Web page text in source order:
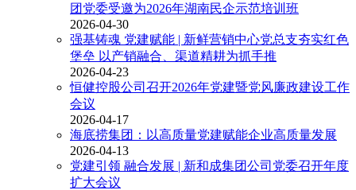
团党委受邀为2026年湖南民企示范培训班
2026-04-30
强基铸魂 党建赋能 | 新鲜营销中心党总支夯实红色
堡垒 以产销融合、渠道精耕为抓手推
2026-04-23
恒健控股公司召开2026年党建暨党风廉政建设工作
会议
2026-04-17
海底捞集团：以高质量党建赋能企业高质量发展
2026-04-13
党建引领 融合发展 | 新和成集团公司党委召开年度
扩大会议